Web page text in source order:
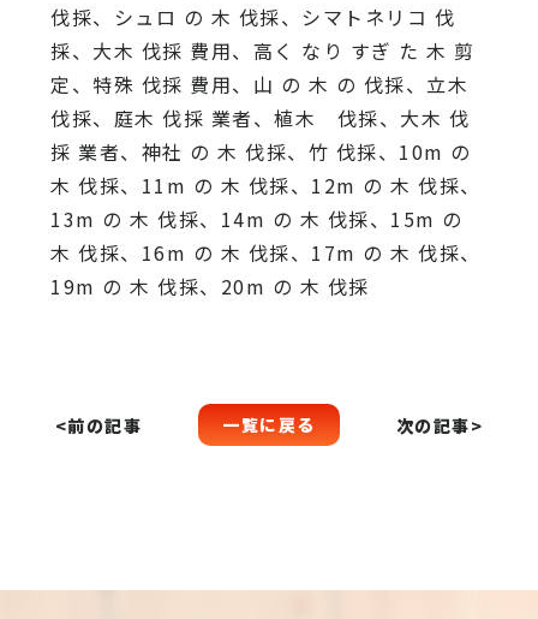
伐採、シュロ の 木 伐採、シマトネリコ 伐
採、大木 伐採 費用、高く なり すぎ た 木 剪
定、特殊 伐採 費用、山 の 木 の 伐採、立木
伐採、庭木 伐採 業者、植木 伐採、大木 伐
採 業者、神社 の 木 伐採、竹 伐採、10m の
木 伐採、11m の 木 伐採、12m の 木 伐採、
13m の 木 伐採、14m の 木 伐採、15m の
木 伐採、16m の 木 伐採、17m の 木 伐採、
19m の 木 伐採、20m の 木 伐採
<前の記事 一覧に戻る 次の記事>